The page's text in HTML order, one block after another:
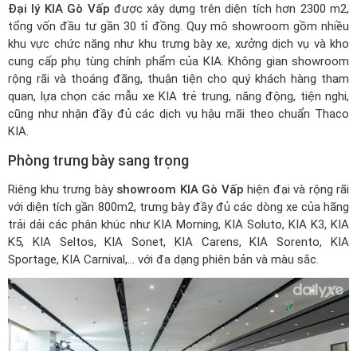
Đại lý KIA Gò Vấp được xây dựng trên diện tích hơn 2300 m2,
tổng vốn đầu tư gần 30 tỉ đồng. Quy mô showroom gồm nhiều
khu vực chức năng như khu trưng bày xe, xưởng dịch vụ và kho
cung cấp phụ tùng chính phẩm của KIA. Không gian showroom
rộng rãi và thoáng đãng, thuận tiện cho quý khách hàng tham
quan, lựa chọn các mẫu xe KIA trẻ trung, năng động, tiện nghi,
cũng như nhận đầy đủ các dịch vụ hậu mãi theo chuẩn Thaco
KIA.
Phòng trưng bày sang trọng
Riêng khu trưng bày showroom KIA Gò Vấp hiện đại và rộng rãi
với diện tích gần 800m2, trưng bày đầy đủ các dòng xe của hãng
trải dải các phân khúc như KIA Morning, KIA Soluto, KIA K3, KIA
K5, KIA Seltos, KIA Sonet, KIA Carens, KIA Sorento, KIA
Sportage, KIA Carnival,... với đa dạng phiên bản và màu sắc.